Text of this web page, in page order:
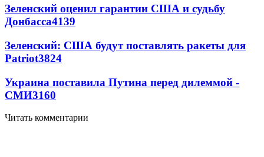
Зеленский оценил гарантии США и судьбу
Донбасса4139
Зеленский: США будут поставлять ракеты для
Patriot3824
Украина поставила Путина перед дилеммой -
СМИ3160
Читать комментарии